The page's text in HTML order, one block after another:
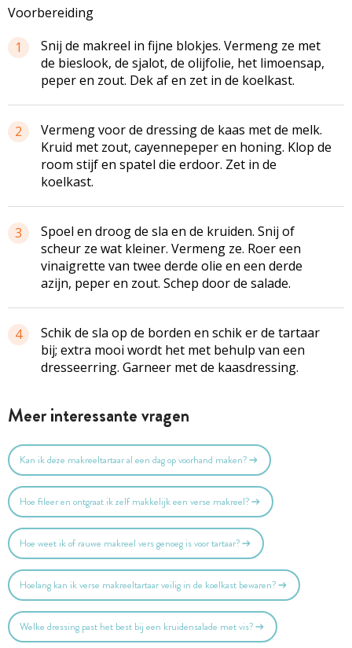
Voorbereiding
1
Snij de makreel in fijne blokjes. Vermeng ze met
de bieslook, de sjalot, de olijfolie, het limoensap,
peper en zout. Dek af en zet in de koelkast.
2
Vermeng voor de dressing de kaas met de melk.
Kruid met zout, cayennepeper en honing. Klop de
room stijf en spatel die erdoor. Zet in de
koelkast.
3
Spoel en droog de sla en de kruiden. Snij of
scheur ze wat kleiner. Vermeng ze. Roer een
vinaigrette van twee derde olie en een derde
azijn, peper en zout. Schep door de salade.
4
Schik de sla op de borden en schik er de tartaar
bij; extra mooi wordt het met behulp van een
dresseerring. Garneer met de kaasdressing.
Meer interessante vragen
Kan ik deze makreeltartaar al een dag op voorhand maken?
Hoe fileer en ontgraat ik zelf makkelijk een verse makreel?
Hoe weet ik of rauwe makreel vers genoeg is voor tartaar?
Hoelang kan ik verse makreeltartaar veilig in de koelkast bewaren?
Welke dressing past het best bij een kruidensalade met vis?